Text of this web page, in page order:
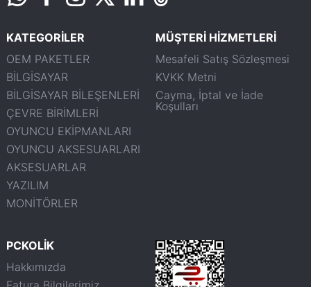
KATEGORİLER
OEM PAKETLER
BİLGİSAYAR
BİLGİSAYAR BİLEŞENLERİ
ÇEVRE BİRİMLERİ
OYUNCU EKİPMANLARI
OYUNCU AKSESUARLARI
AKSESUARLAR
YAZILIM
MONİTÖRLER
MÜŞTERİ HİZMETLERİ
Mesafeli Satış Sözleşmesi
KVKK Metni
Cayma, İptal ve İade
Koşulları
PCKOLİK
Hakkımızda